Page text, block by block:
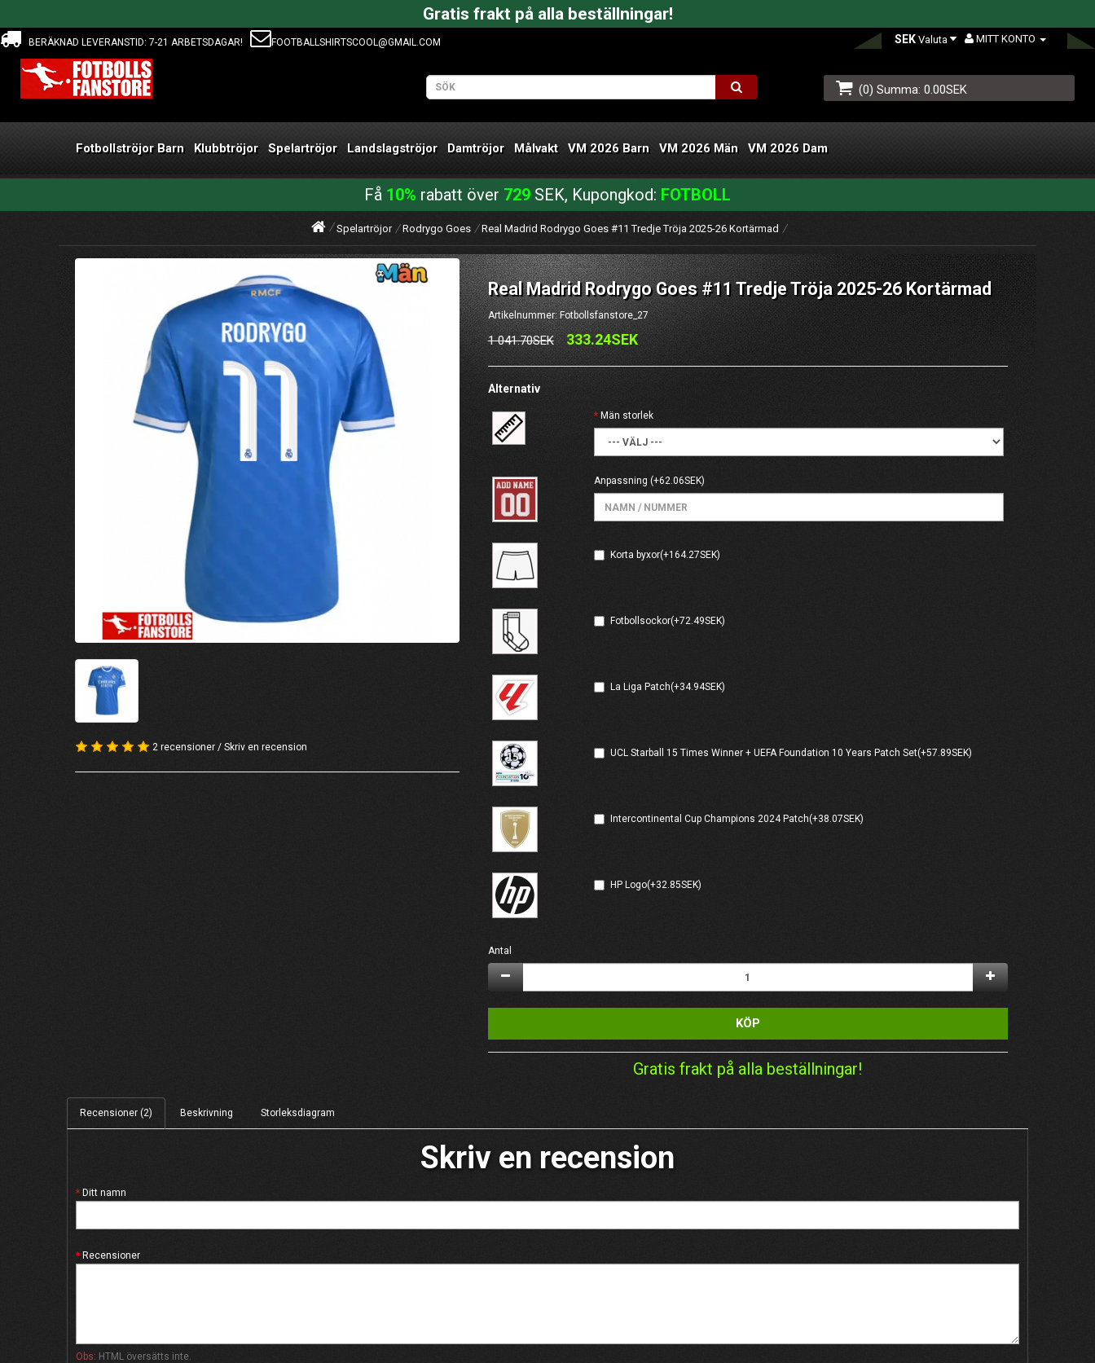
Gratis frakt på alla beställningar!
BERÄKNAD LEVERANSTID: 7-21 ARBETSDAGAR! FOOTBALLSHIRTSCOOL@GMAIL.COM MITT KONTO
SEK Valuta
(0) Summa: 0.00SEK
Fotbollströjor Barn Klubbtröjor Spelartröjor Landslagströjor Damtröjor Målvakt VM 2026 Barn VM 2026 Män VM 2026 Dam
Få 10% rabatt över 729 SEK, Kupongkod: FOTBOLL
Spelartröjor Rodrygo Goes Real Madrid Rodrygo Goes #11 Tredje Tröja 2025-26 Kortärmad
2 recensioner / Skriv en recension
Real Madrid Rodrygo Goes #11 Tredje Tröja 2025-26 Kortärmad
Artikelnummer: Fotbollsfanstore_27
1 041.70SEK 333.24SEK
Alternativ
Män storlek
Anpassning (+62.06SEK)
Korta byxor(+164.27SEK)
Fotbollsockor(+72.49SEK)
La Liga Patch(+34.94SEK)
UCL Starball 15 Times Winner + UEFA Foundation 10 Years Patch Set(+57.89SEK)
Intercontinental Cup Champions 2024 Patch(+38.07SEK)
HP Logo(+32.85SEK)
Antal
KÖP
Gratis frakt på alla beställningar!
Recensioner (2) Beskrivning Storleksdiagram
Skriv en recension
Ditt namn
Recensioner
Obs: HTML översätts inte.